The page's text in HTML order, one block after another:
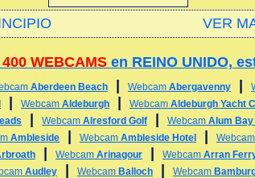
VER
400 WEBCAMS en REINO UNIDO,
Aberdeen Beach Webcam Abergavenny
Webcam Aldeburgh Webcam Aldeburgh Yacht
Webcam Alresford Golf Webcam Alum Bay
Ambleside Webcam Ambleside Hotel Webcam
Webcam Arinagour Webcam Arran
Audley Webcam Balloch Webcam